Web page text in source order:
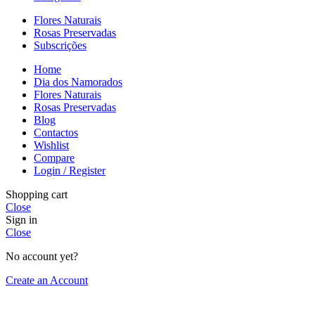
Flores Naturais
Rosas Preservadas
Subscrições
Home
Dia dos Namorados
Flores Naturais
Rosas Preservadas
Blog
Contactos
Wishlist
Compare
Login / Register
Shopping cart
Close
Sign in
Close
No account yet?
Create an Account